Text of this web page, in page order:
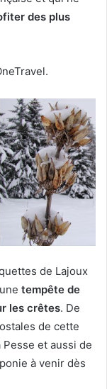
des plus
de Lajoux
tempête de
les crêtes. De
de cette
et aussi de
à venir dès